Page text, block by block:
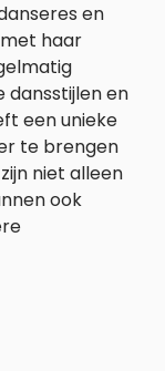
en
haar
dansstijlen en
een unieke
te brengen
niet alleen
ook